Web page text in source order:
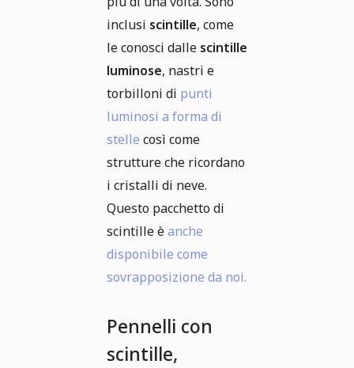
inclusi scintille, come
le conosci dalle scintille
luminose, nastri e
torbilloni di punti
luminosi a forma di
stelle così come
strutture che ricordano
i cristalli di neve.
Questo pacchetto di
scintille èanche
disponibile come
sovrapposizione da noi.
Pennelli con
scintille,